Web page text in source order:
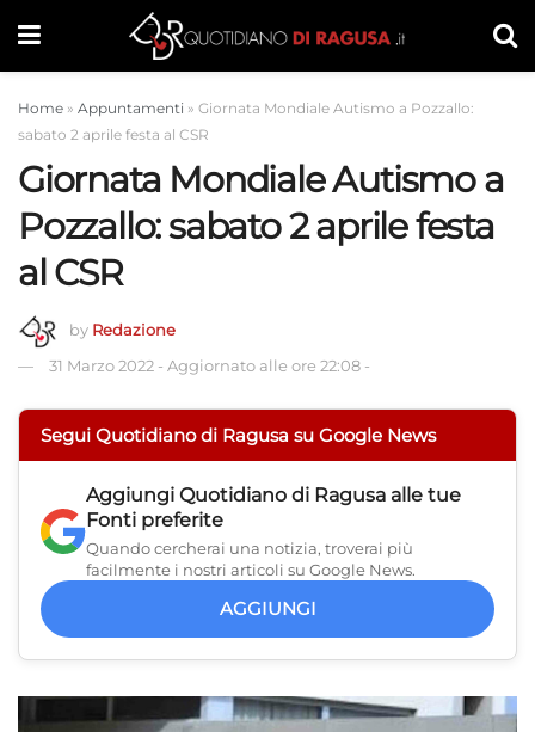
Home » Appuntamenti » Giornata Mondiale Autismo a Pozzallo:
sabato 2 aprile festa al CSR
Giornata Mondiale Autismo a
Pozzallo: sabato 2 aprile festa
al CSR
by Redazione
31 Marzo 2022 - Aggiornato alle ore 22:08 -
Segui Quotidiano di Ragusa su Google News
Aggiungi Quotidiano di Ragusa alle tue
Fonti preferite
Quando cercherai una notizia, troverai più
facilmente i nostri articoli su Google News.
AGGIUNGI